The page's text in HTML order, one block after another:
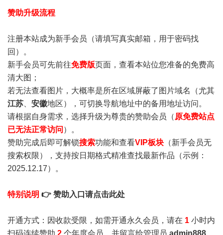
赞助升级流程
注册本站成为新手会员 （请填写真实邮箱，用于密码找
回）。
新手会员可先前往免费版页面，查看本站位您准备的免费高
清大图；
若无法查看图片，大概率是所在区域屏蔽了图片域名（尤其
江苏
安徽地区），可切换导航地址中的备用地址访问。
请根据自身需求，选择升级为尊贵的赞助会员（ 原免费站点
已无法正常访问 ）。
赞助完成后即可解锁搜索功能和查看VIP板块 （新手会员无
搜索权限），支持按日期格式精准查找最新作品（示例：
2025.12.17）。
特别说明 👉 赞助入口请点击此处
开通方式：因收款受限，如需开通永久会员，请在 1 小时内
扫码连续赞助 2 个年度会员，并留言给管理员 admin888